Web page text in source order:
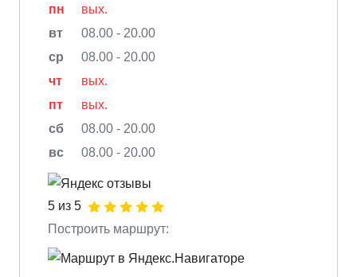
пн
вых.
вт
08.00 - 20.00
ср
08.00 - 20.00
чт
вых.
пт
вых.
сб
08.00 - 20.00
вс
08.00 - 20.00
5 из 5
Построить маршрут: